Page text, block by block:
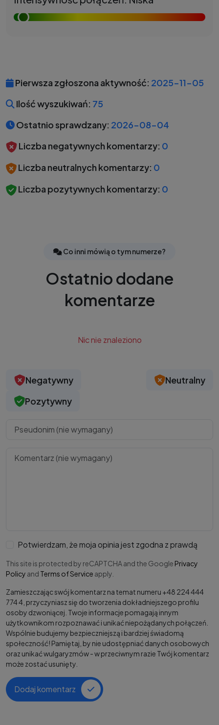
Pierwsza zgłoszona aktywność: 2025-11-05
Ilość wyszukiwań: 75
Ostatnio sprawdzany: 2026-08-04
Liczba negatywnych komentarzy: 0
Liczba neutralnych komentarzy: 0
Liczba pozytywnych komentarzy: 0
Co inni mówią o tym numerze?
Ostatnio dodane
komentarze
Nic nie znaleziono
Negatywny
Neutralny
Pozytywny
Potwierdzam, że moja opinia jest zgodna z prawdą
This site is protected by reCAPTCHA and the Google Privacy
Policy and Terms of Service apply.
Zamieszczając swój komentarz na temat numeru +48 224 444
774 4, przyczyniasz się do tworzenia dokładniejszego profilu
osoby dzwoniącej. Twoje informacje pomagają innym
użytkownikom rozpoznawać i unikać niepożądanych połączeń.
Wspólnie budujemy bezpieczniejszą i bardziej świadomą
społeczność! Pamiętaj, by nie udostępniać danych osobowych
oraz unikać wulgaryzmów - w przeciwnym razie Twój komentarz
może zostać usunięty.
Dodaj komentarz